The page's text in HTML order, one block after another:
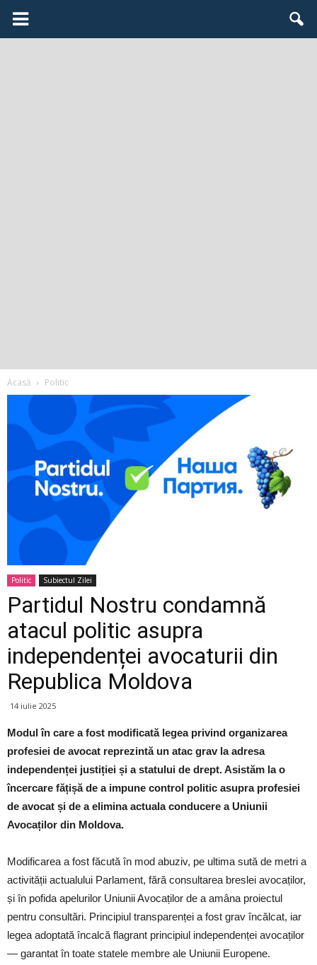
Acasă Politic
Politic Subiectul Zilei
Partidul Nostru condamnă
atacul politic asupra
independenței avocaturii din
Republica Moldova
14 iulie 2025
Modul în care a fost modificată legea privind organizarea
profesiei de avocat reprezintă un atac grav la adresa
independenței justiției și a statului de drept. Asistăm la o
încercare fățișă de a impune control politic asupra profesiei
de avocat și de a elimina actuala conducere a Uniunii
Avocaților din Moldova.
Modificarea a fost făcută în mod abuziv, pe ultima sută de metri a
activității actualului Parlament, fără consultarea breslei avocaților,
și în pofida apelurilor Uniunii Avocaților de a amâna proiectul
pentru consultări. Principiul transparenței a fost grav încălcat, iar
legea adoptată încalcă flagrant principiul independenței avocaților
— garantat în toate statele membre ale Uniunii Europene.